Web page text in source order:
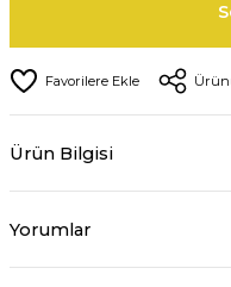
Ürün Bilgisi
Yorumlar